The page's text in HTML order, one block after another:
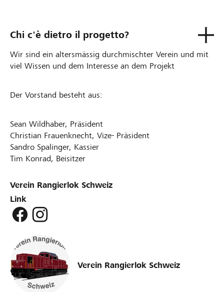
Chi c'è dietro il progetto?
Wir sind ein altersmässig durchmischter Verein und mit
viel Wissen und dem Interesse an dem Projekt
Der Vorstand besteht aus:
Sean Wildhaber, Präsident
Christian Frauenknecht, Vize- Präsident
Sandro Spalinger, Kassier
Tim Konrad, Beisitzer
Verein Rangierlok Schweiz
Link
Verein Rangierlok Schweiz